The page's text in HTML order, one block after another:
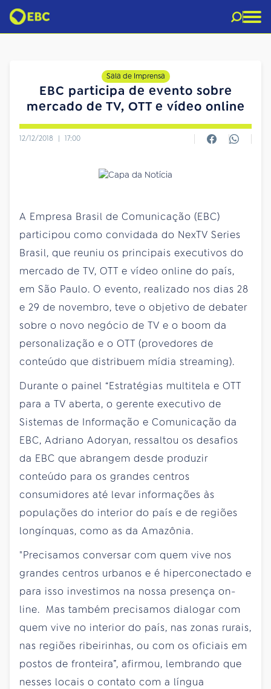
Sala de Imprensa
EBC participa de evento sobre
mercado de TV, OTT e vídeo online
12/12/2018 | 17:00
A Empresa Brasil de Comunicação (EBC)
participou como convidada do NexTV Series
Brasil, que reuniu os principais executivos do
mercado de TV, OTT e vídeo online do país,
em São Paulo. O evento, realizado nos dias 28
e 29 de novembro, teve o objetivo de debater
sobre o novo negócio de TV e o boom da
personalização e o OTT (provedores de
conteúdo que distribuem mídia streaming).
Durante o painel “Estratégias multitela e OTT
para a TV aberta, o gerente executivo de
Sistemas de Informação e Comunicação da
EBC, Adriano Adoryan, ressaltou os desafios
da EBC que abrangem desde produzir
conteúdo para os grandes centros
consumidores até levar informações às
populações do interior do país e de regiões
longínquas, como as da Amazônia.
"Precisamos conversar com quem vive nos
grandes centros urbanos e é hiperconectado e
para isso investimos na nossa presença on-
line. Mas também precisamos dialogar com
quem vive no interior do país, nas zonas rurais,
nas regiões ribeirinhas, ou com os oficiais em
postos de fronteira”, afirmou, lembrando que
nesses locais o contato com a língua